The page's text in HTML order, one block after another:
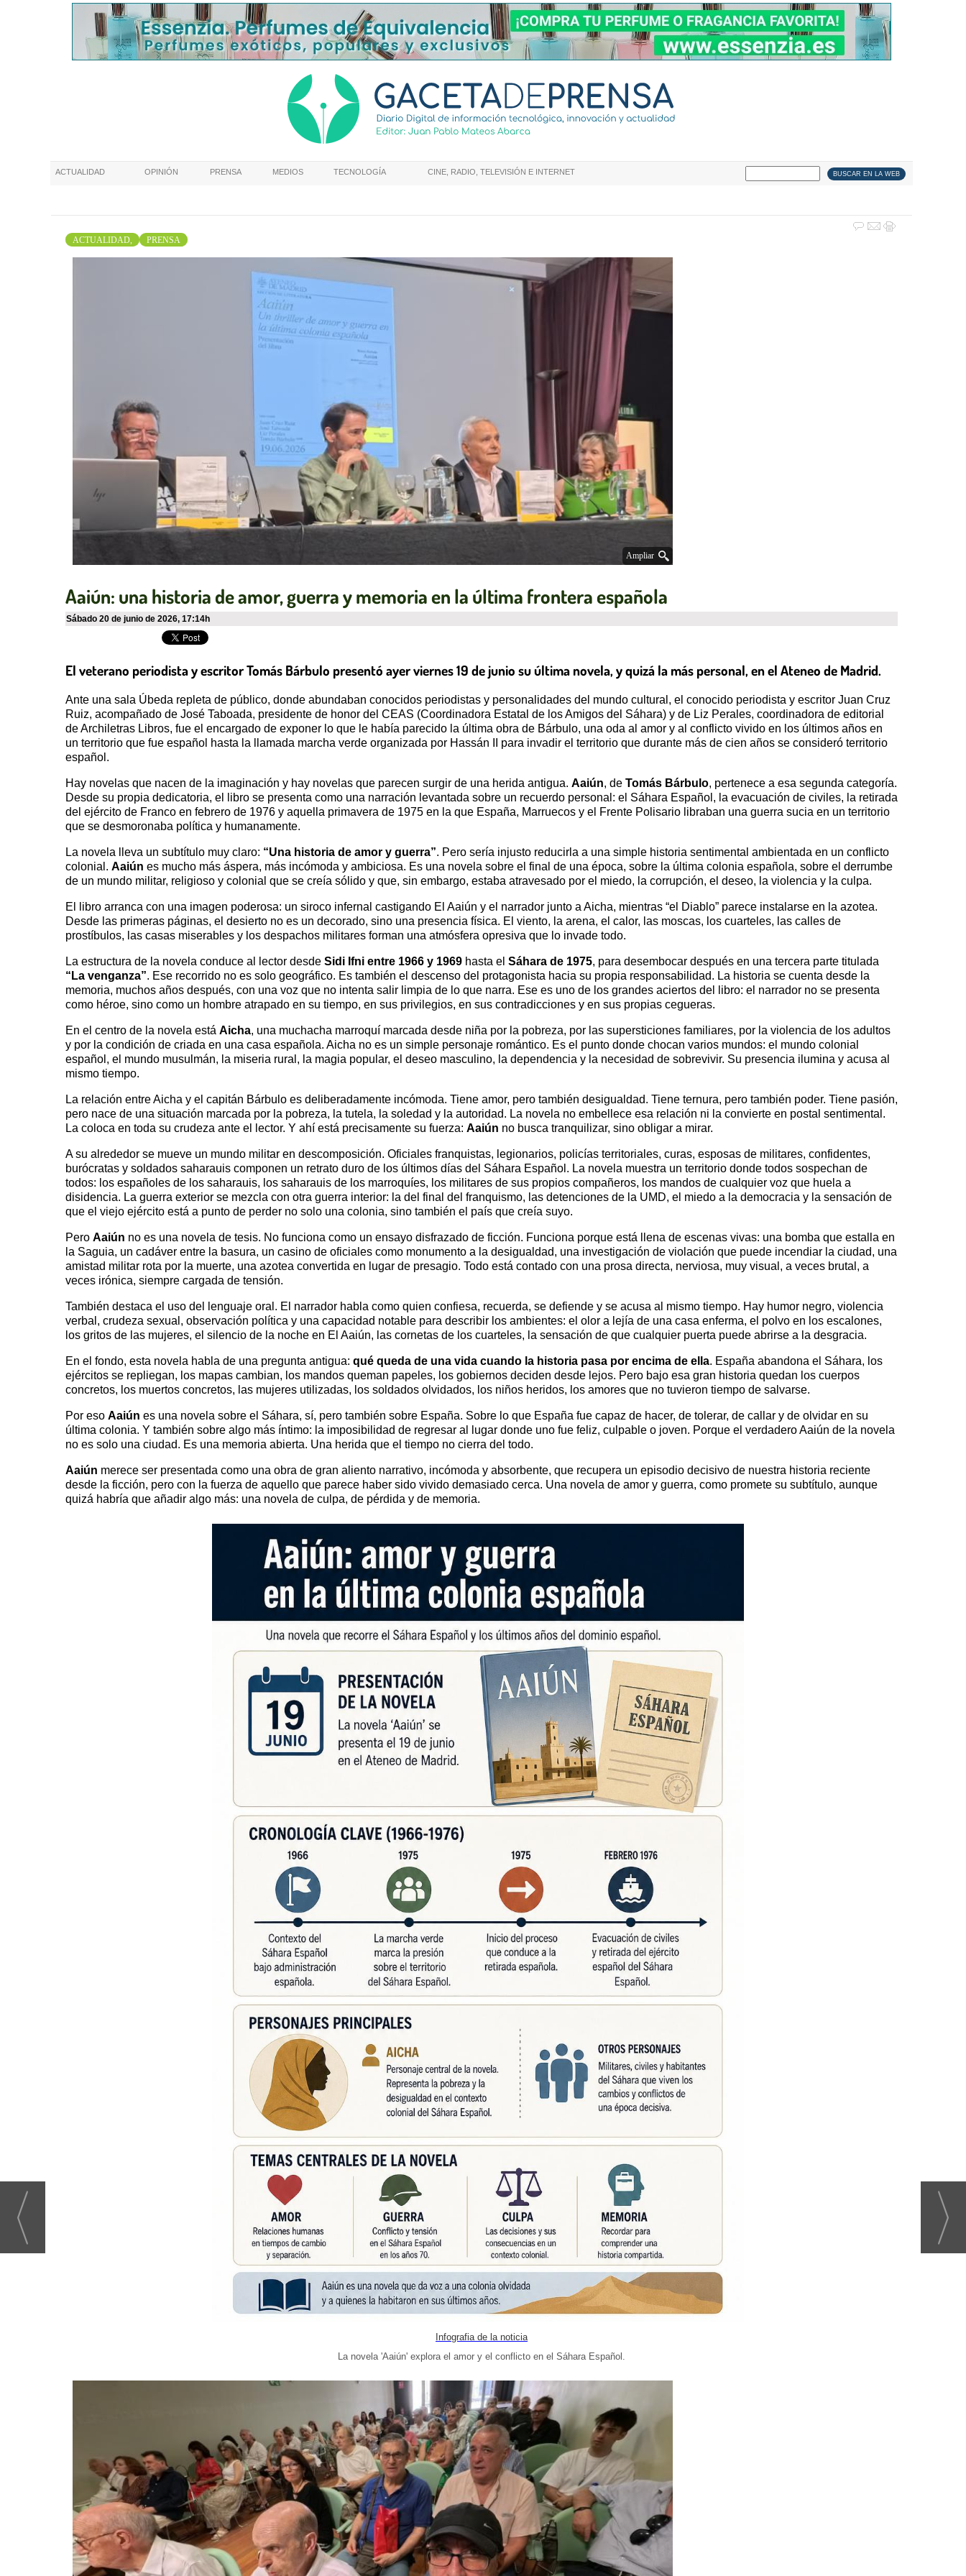
ACTUALIDAD OPINIÓN PRENSA MEDIOS TECNOLOGÍA CINE, RADIO, TELEVISIÓN E INTERNET
ACTUALIDAD, PRENSA
Ampliar
Aaiún: una historia de amor, guerra y memoria en la última frontera española
sábado 20 de junio de 2026, 17:14h
El veterano periodista y escritor Tomás Bárbulo presentó ayer viernes 19 de junio su última novela, y quizá la más personal, en el Ateneo de Madrid.
Ante una sala Úbeda repleta de público, donde abundaban conocidos periodistas y personalidades del mundo cultural, el conocido periodista y escritor Juan Cruz
Ruiz, acompañado de José Taboada, presidente de honor del CEAS (Coordinadora Estatal de los Amigos del Sáhara) y de Liz Perales, coordinadora de editorial
de Archiletras Libros, fue el encargado de exponer lo que le había parecido la última obra de Bárbulo, una oda al amor y al conflicto vivido en los últimos años en
un territorio que fue español hasta la llamada marcha verde organizada por Hassán II para invadir el territorio que durante más de cien años se consideró territorio
español.
Hay novelas que nacen de la imaginación y hay novelas que parecen surgir de una herida antigua. Aaiún, de Tomás Bárbulo, pertenece a esa segunda categoría.
Desde su propia dedicatoria, el libro se presenta como una narración levantada sobre un recuerdo personal: el Sáhara Español, la evacuación de civiles, la retirada
del ejército de Franco en febrero de 1976 y aquella primavera de 1975 en la que España, Marruecos y el Frente Polisario libraban una guerra sucia en un territorio
que se desmoronaba política y humanamente.
La novela lleva un subtítulo muy claro: “Una historia de amor y guerra”. Pero sería injusto reducirla a una simple historia sentimental ambientada en un conflicto
colonial. Aaiún es mucho más áspera, más incómoda y ambiciosa. Es una novela sobre el final de una época, sobre la última colonia española, sobre el derrumbe
de un mundo militar, religioso y colonial que se creía sólido y que, sin embargo, estaba atravesado por el miedo, la corrupción, el deseo, la violencia y la culpa.
El libro arranca con una imagen poderosa: un siroco infernal castigando El Aaiún y el narrador junto a Aicha, mientras “el Diablo” parece instalarse en la azotea.
Desde las primeras páginas, el desierto no es un decorado, sino una presencia física. El viento, la arena, el calor, las moscas, los cuarteles, las calles de
prostíbulos, las casas miserables y los despachos militares forman una atmósfera opresiva que lo invade todo.
La estructura de la novela conduce al lector desde Sidi Ifni entre 1966 y 1969 hasta el Sáhara de 1975, para desembocar después en una tercera parte titulada
“La venganza”. Ese recorrido no es solo geográfico. Es también el descenso del protagonista hacia su propia responsabilidad. La historia se cuenta desde la
memoria, muchos años después, con una voz que no intenta salir limpia de lo que narra. Ese es uno de los grandes aciertos del libro: el narrador no se presenta
como héroe, sino como un hombre atrapado en su tiempo, en sus privilegios, en sus contradicciones y en sus propias cegueras.
En el centro de la novela está Aicha, una muchacha marroquí marcada desde niña por la pobreza, por las supersticiones familiares, por la violencia de los adultos
y por la condición de criada en una casa española. Aicha no es un simple personaje romántico. Es el punto donde chocan varios mundos: el mundo colonial
español, el mundo musulmán, la miseria rural, la magia popular, el deseo masculino, la dependencia y la necesidad de sobrevivir. Su presencia ilumina y acusa al
mismo tiempo.
La relación entre Aicha y el capitán Bárbulo es deliberadamente incómoda. Tiene amor, pero también desigualdad. Tiene ternura, pero también poder. Tiene pasión,
pero nace de una situación marcada por la pobreza, la tutela, la soledad y la autoridad. La novela no embellece esa relación ni la convierte en postal sentimental.
La coloca en toda su crudeza ante el lector. Y ahí está precisamente su fuerza: Aaiún no busca tranquilizar, sino obligar a mirar.
A su alrededor se mueve un mundo militar en descomposición. Oficiales franquistas, legionarios, policías territoriales, curas, esposas de militares, confidentes,
burócratas y soldados saharauis componen un retrato duro de los últimos días del Sáhara Español. La novela muestra un territorio donde todos sospechan de
todos: los españoles de los saharauis, los saharauis de los marroquíes, los militares de sus propios compañeros, los mandos de cualquier voz que huela a
disidencia. La guerra exterior se mezcla con otra guerra interior: la del final del franquismo, las detenciones de la UMD, el miedo a la democracia y la sensación de
que el viejo ejército está a punto de perder no solo una colonia, sino también el país que creía suyo.
Pero Aaiún no es una novela de tesis. No funciona como un ensayo disfrazado de ficción. Funciona porque está llena de escenas vivas: una bomba que estalla en
la Saguia, un cadáver entre la basura, un casino de oficiales como monumento a la desigualdad, una investigación de violación que puede incendiar la ciudad, una
amistad militar rota por la muerte, una azotea convertida en lugar de presagio. Todo está contado con una prosa directa, nerviosa, muy visual, a veces brutal, a
veces irónica, siempre cargada de tensión.
También destaca el uso del lenguaje oral. El narrador habla como quien confiesa, recuerda, se defiende y se acusa al mismo tiempo. Hay humor negro, violencia
verbal, crudeza sexual, observación política y una capacidad notable para describir los ambientes: el olor a lejía de una casa enferma, el polvo en los escalones,
los gritos de las mujeres, el silencio de la noche en El Aaiún, las cornetas de los cuarteles, la sensación de que cualquier puerta puede abrirse a la desgracia.
En el fondo, esta novela habla de una pregunta antigua: qué queda de una vida cuando la historia pasa por encima de ella. España abandona el Sáhara, los
ejércitos se repliegan, los mapas cambian, los mandos queman papeles, los gobiernos deciden desde lejos. Pero bajo esa gran historia quedan los cuerpos
concretos, los muertos concretos, las mujeres utilizadas, los soldados olvidados, los niños heridos, los amores que no tuvieron tiempo de salvarse.
Por eso Aaiún es una novela sobre el Sáhara, sí, pero también sobre España. Sobre lo que España fue capaz de hacer, de tolerar, de callar y de olvidar en su
última colonia. Y también sobre algo más íntimo: la imposibilidad de regresar al lugar donde uno fue feliz, culpable o joven. Porque el verdadero Aaiún de la novela
no es solo una ciudad. Es una memoria abierta. Una herida que el tiempo no cierra del todo.
Aaiún merece ser presentada como una obra de gran aliento narrativo, incómoda y absorbente, que recupera un episodio decisivo de nuestra historia reciente
desde la ficción, pero con la fuerza de aquello que parece haber sido vivido demasiado cerca. Una novela de amor y guerra, como promete su subtítulo, aunque
quizá habría que añadir algo más: una novela de culpa, de pérdida y de memoria.
Infografia de la noticia
La novela 'Aaiún' explora el amor y el conflicto en el Sáhara Español.